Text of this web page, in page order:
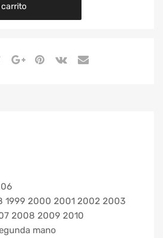
carrito
1999 2000 2001 2002 2003
2008 2009 2010
mano